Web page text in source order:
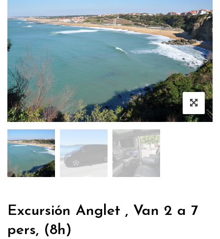
Excursión Anglet , Van 2 a 7
pers, (8h)